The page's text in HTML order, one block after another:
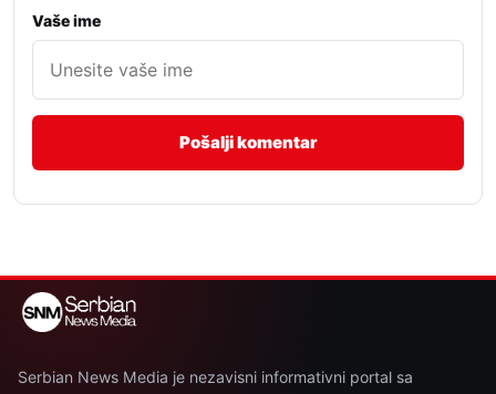
Vaše ime
Serbian News Media je nezavisni informativni portal sa